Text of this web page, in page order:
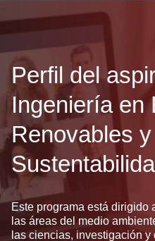
Perfil del
Ingeniería en
Renovables y
Este programa está dirigido
las áreas del medio
las ciencias, investigación